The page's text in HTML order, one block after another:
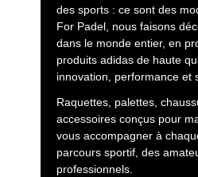
des sports : ce sont des
For Padel, nous faisons
dans le monde entier, en
produits adidas de haute
innovation, performance et
Raquettes, palettes,
accessoires conçus pour
vous accompagner à
parcours sportif, des
professionnels.